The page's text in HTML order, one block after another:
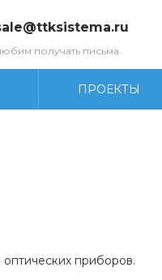
получать письма
ПРОЕКТЫ
приборов.